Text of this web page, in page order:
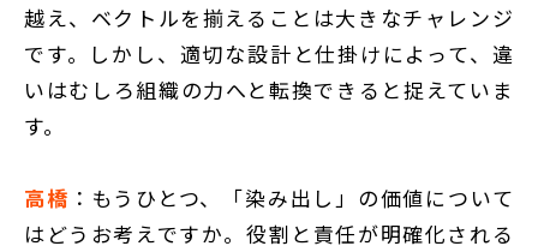
越え、ベクトルを揃えることは大きなチャレンジ
です。しかし、適切な設計と仕掛けによって、違
いはむしろ組織の力へと転換できると捉えていま
す。
高橋 ：もうひとつ、「染み出し」の価値について
はどうお考えですか。役割と責任が明確化される